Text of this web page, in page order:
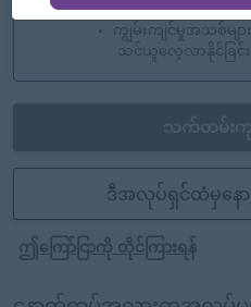
ရောက်နိုင်ခွင့်
ကျွမ်းကျင်မှုအသစ်မျ
သင်ယူလေ့လာနိုင်ခြင်း
ဒီအလုပ်ရှင်ထံမှနေ
ဤကြော်ငြာကို တိုင်ကြားရန်